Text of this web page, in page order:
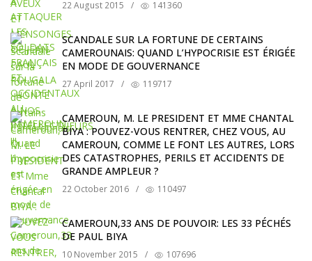
22 August 2015 / 141360
SCANDALE SUR LA FORTUNE DE CERTAINS
CAMEROUNAIS: QUAND L’HYPOCRISIE EST ÉRIGÉE
EN MODE DE GOUVERNANCE
27 April 2017 / 119717
CAMEROUN, M. LE PRESIDENT ET MME CHANTAL
BIYA : POUVEZ-VOUS RENTRER, CHEZ VOUS, AU
CAMEROUN, COMME LE FONT LES AUTRES, LORS
DES CATASTROPHES, PERILS ET ACCIDENTS DE
GRANDE AMPLEUR ?
22 October 2016 / 110497
CAMEROUN,33 ANS DE POUVOIR: LES 33 PÉCHÉS
DE PAUL BIYA
10 November 2015 / 107696